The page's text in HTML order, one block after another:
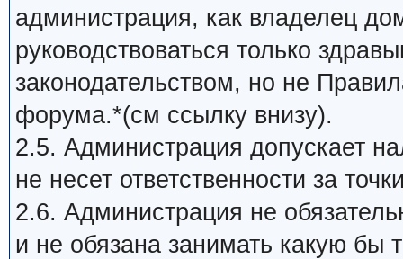
администрация, как владелец
руководствоваться только
законодательством, но не
форума.*(см ссылку внизу).
2.5. Администрация допускает
не несет ответственности за
2.6. Администрация не
и не обязана занимать какую